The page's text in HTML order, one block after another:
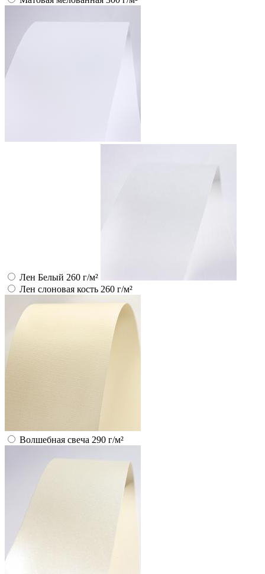
Лен Белый 260 г/м²
Лен слоновая кость 260 г/м²
Волшебная свеча 290 г/м²